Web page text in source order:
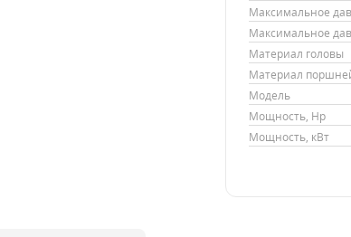
Максимальное
Максимальное
Материал головы
Материал
Модель
Мощность, Hp
Мощность, кВт